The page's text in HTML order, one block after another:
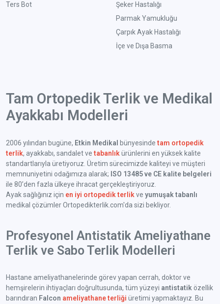
Ters Bot
Şeker Hastalığı
Parmak Yamukluğu
Çarpık Ayak Hastalığı
İçe ve Dışa Basma
Tam Ortopedik Terlik ve Medikal
Ayakkabı Modelleri
2006 yılından bugüne, Etkin Medikal bünyesindetam ortopedik
terlik, ayakkabı, sandalet vetabanlık ürünlerini en yüksek kalite
standartlarıyla üretiyoruz. Üretim sürecimizde kaliteyi ve müşteri
memnuniyetini odağımıza alarak; ISO 13485 ve CE kalite belgeleri
ile 80’den fazla ülkeye ihracat gerçekleştiriyoruz.
Ayak sağlığınız için en iyi ortopedik terlik ve yumuşak tabanlı
medikal çözümler Ortopedikterlik.com'da sizi bekliyor.
Profesyonel Antistatik Ameliyathane
Terlik ve Sabo Terlik Modelleri
Hastane ameliyathanelerinde görev yapan cerrah, doktor ve
hemşirelerin ihtiyaçları doğrultusunda, tüm yüzeyi antistatik özellik
barındıran Falcon ameliyathane terliği üretimi yapmaktayız. Bu